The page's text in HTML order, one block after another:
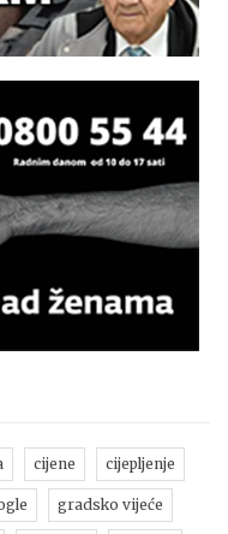
cijene cijepljenje
gradsko vijeće